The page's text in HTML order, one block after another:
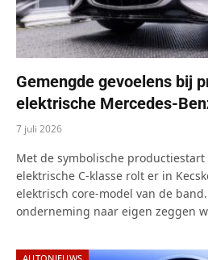
Gemengde gevoelens bij
elektrische Mercedes-
7 juli 2026
Met de symbolische
elektrische C-klasse rolt er in
elektrisch core-model van de
onderneming naar eigen zeggen